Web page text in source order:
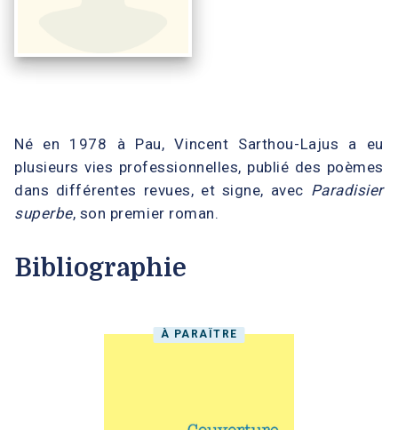
Né en 1978 à Pau, Vincent Sarthou-Lajus a eu
plusieurs vies professionnelles, publié des poèmes
dans différentes revues, et signe, avec Paradisier
superbe, son premier roman.
Bibliographie
À PARAÎTRE